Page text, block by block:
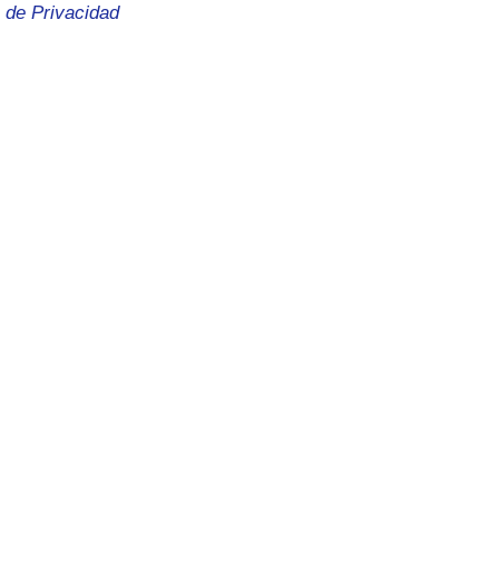
de Privacidad